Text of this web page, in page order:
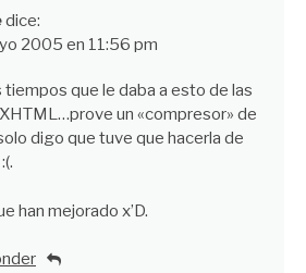
dice:
2005 en 11:56 pm
tiempos que le daba a esto de las
XHTML…prove un «compresor» de
digo que tuve que hacerla de
han mejorado x’D.